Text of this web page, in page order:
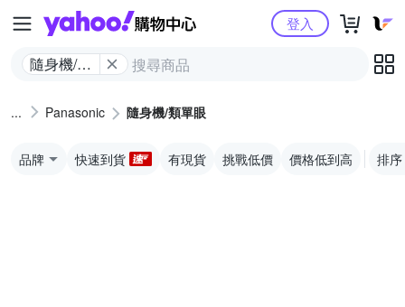
Yahoo購物中心
隨身機/類
登入
Panasonic 隨身機/類單眼
品牌 快速到貨 有現貨 挑戰低價 價格低到高 排序